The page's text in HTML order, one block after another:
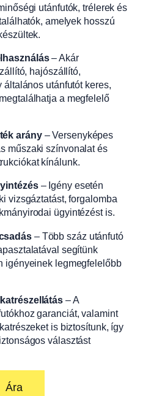
utánfutók, trélerek és
amelyek hosszú
– Akár
hajószállító,
általános utánfutót keres,
a megfelelő
arány– Versenyképes
műszaki színvonalat és
kínálunk.
– Igény esetén
vizsgáztatást, forgalomba
ügyintézést is.
– Több száz utánfutó
segítünk
igényeinek legmegfelelőbb
– A
garanciát, valamint
is biztosítunk, így
választást
Ára